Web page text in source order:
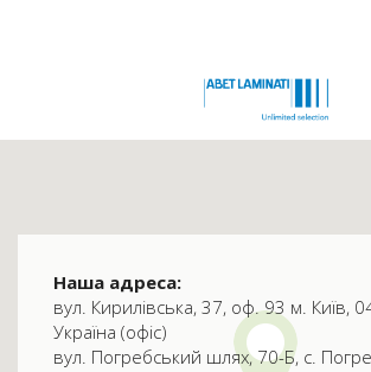
Наша адреса:
вул. Кирилівська, 37, оф. 93 м. Київ,
Україна (офіс)
вул. Погребський шлях, 70-Б, с.